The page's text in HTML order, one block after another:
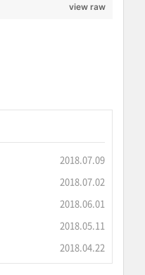
view raw
2018.07.09
2018.07.02
2018.06.01
2018.05.11
2018.04.22